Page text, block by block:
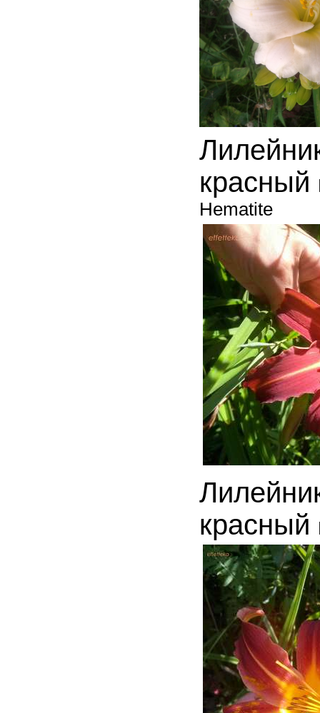
красный
Hematite
красный